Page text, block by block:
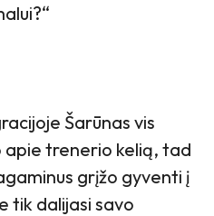
Šarūnas vis
trenerio kelią, tad
grįžo gyventi į
tik dalijasi savo